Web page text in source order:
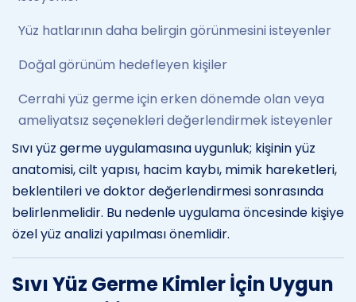
Yüz hatlarının daha belirgin görünmesini isteyenler
Doğal görünüm hedefleyen kişiler
Cerrahi yüz germe için erken dönemde olan veya
ameliyatsız seçenekleri değerlendirmek isteyenler
Sıvı yüz germe uygulamasına uygunluk; kişinin yüz
anatomisi, cilt yapısı, hacim kaybı, mimik hareketleri,
beklentileri ve doktor değerlendirmesi sonrasında
belirlenmelidir. Bu nedenle uygulama öncesinde kişiye
özel yüz analizi yapılması önemlidir.
Sıvı Yüz Germe Kimler İçin Uygun